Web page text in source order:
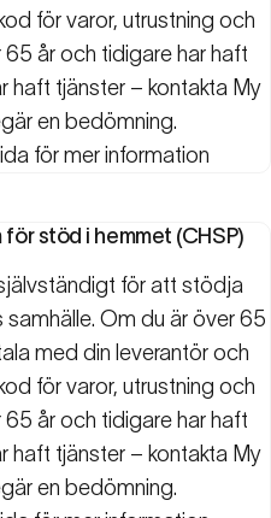
för varor, utrustning och
år och tidigare har haft
haft tjänster – kontakta My
en bedömning.
för mer information
stöd i hemmet (CHSP)
för att stödja
Om du är över 65
med din leverantör och
för varor, utrustning och
år och tidigare har haft
haft tjänster – kontakta My
en bedömning.